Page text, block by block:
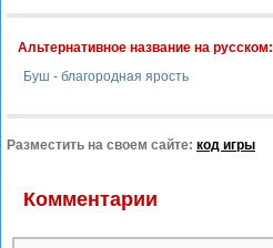
Альтернативное название на русском:
Буш - благородная ярость
Разместить на своем сайте: код игры
Комментарии